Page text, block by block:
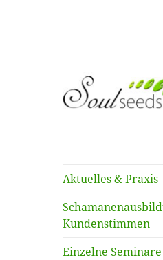
Aktuelles & Praxis
Kundenstimmen
Einzelne Seminare